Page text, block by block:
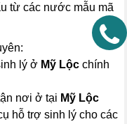
từ các nước mẫu mã
lý ở Mỹ Lộc chính
nơi ở tại Mỹ Lộc
hỗ trợ sinh lý cho các